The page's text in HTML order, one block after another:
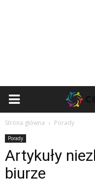
Strona główna Porady
Porady
Artykuły
biurze